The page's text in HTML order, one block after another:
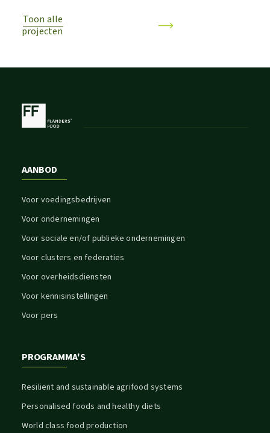
Toon alle
projecten
AANBOD
Voor voedingsbedrijven
Voor ondernemingen
Voor sociale en/of publieke ondernemingen
Voor clusters en federaties
Voor overheidsdiensten
Voor kennisinstellingen
Voor pers
PROGRAMMA'S
Resilient and sustainable agrifood systems
Personalised foods and healthy diets
World class food production